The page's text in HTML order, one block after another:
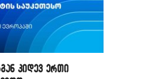
კიდევ ერთი